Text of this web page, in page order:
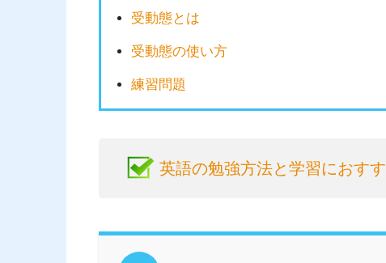
受動態とは
受動態の使い方
練習問題
英語の勉強方法と学習におす